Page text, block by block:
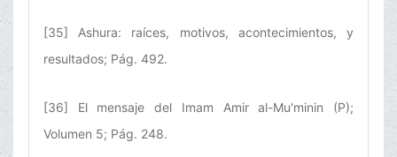
[35] Ashura: raíces, motivos, acontecimientos, y
resultados; Pág. 492.
[36] El mensaje del Imam Amir al-Mu'minin (P);
Volumen 5; Pág. 248.